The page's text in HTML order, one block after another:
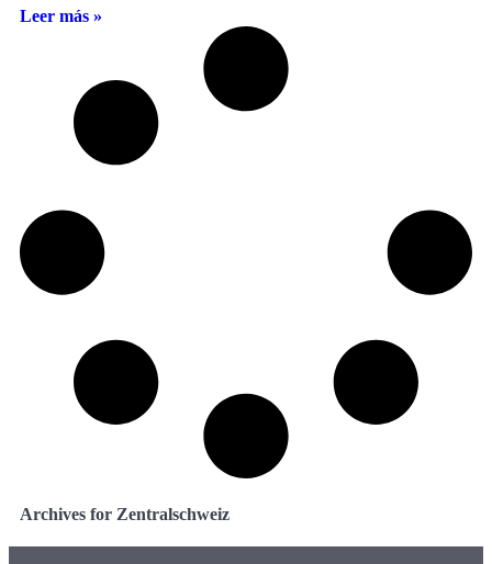
Leer más »
Archives for Zentralschweiz